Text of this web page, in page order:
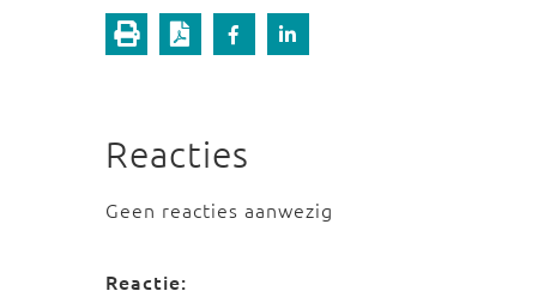
Reacties
Geen reacties aanwezig
Reactie: